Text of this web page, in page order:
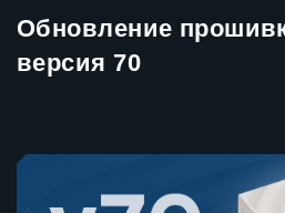
Обновление
версия 70